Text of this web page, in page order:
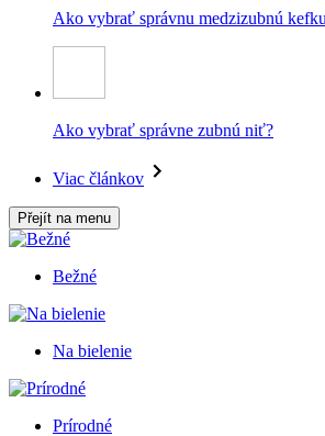
Ako vybrať správnu medzizubnú kefku
Ako vybrať správne zubnú niť?
Viac článkov
Přejít na menu
Bežné
Na bielenie
Prírodné